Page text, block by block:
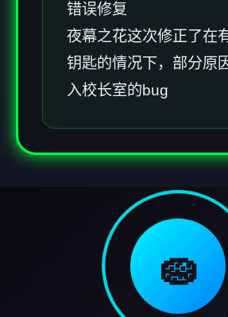
错误修复
夜幕之花这次修正了在
钥匙的情况下，部分原
入校长室的bug
🧽